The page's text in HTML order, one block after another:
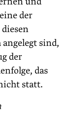
der
sind,
der
das
statt.